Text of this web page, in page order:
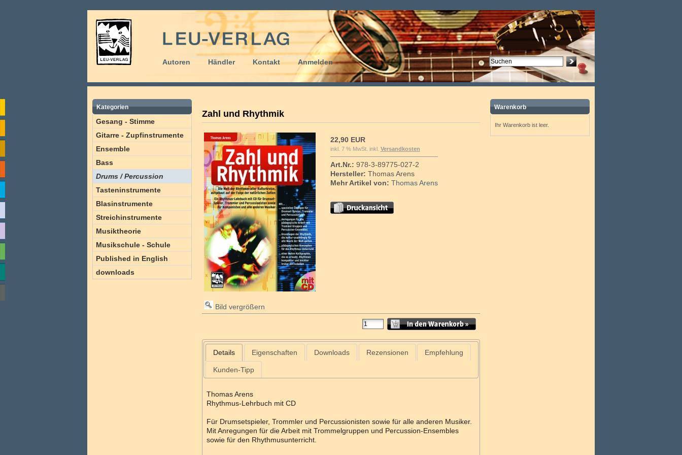
Autoren Händler Kontakt Anmelden
Kategorien
Gesang - Stimme
Gitarre - Zupfinstrumente
Ensemble
Bass
Drums / Percussion
Tasteninstrumente
Blasinstrumente
Streichinstrumente
Musiktheorie
Musikschule - Schule
Published in English
downloads
Zahl und Rhythmik
Bild vergrößern
22,90 EUR
inkl. 7 % MwSt. inkl. Versandkosten
Art.Nr.: 978-3-89775-027-2
Hersteller: Thomas Arens
Mehr Artikel von: Thomas Arens
Details Eigenschaften Downloads Rezensionen Empfehlung
Kunden-Tipp
Thomas Arens
Rhythmus-Lehrbuch mit CD
Für Drumsetspieler, Trommler und Percussionisten sowie für alle anderen Musiker.
Mit Anregungen für die Arbeit mit Trommelgruppen und Percussion-Ensembles
sowie für den Rhythmusunterricht.
Warenkorb
Ihr Warenkorb ist leer.